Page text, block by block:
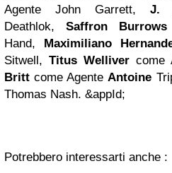
Agente John Garrett, J.
Deathlok,Saffron Burrows
Hand, Maximiliano
Sitwell, Titus Welliver come
Britt come AgenteAntoine
Thomas Nash. &appId;
Potrebbero interessarti anche :